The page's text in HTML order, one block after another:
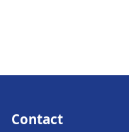
Contact